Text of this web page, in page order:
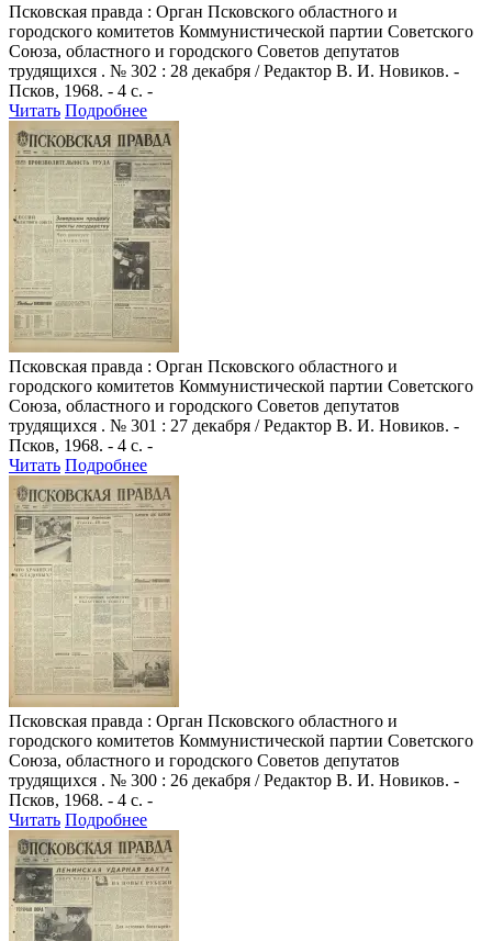
Псковская правда : Орган Псковского областного и
городского комитетов Коммунистической партии Советского
Союза, областного и городского Советов депутатов
трудящихся . № 302 : 28 декабря / Редактор В. И. Новиков. -
Псков, 1968. - 4 с. -
Читать Подробнее
Псковская правда : Орган Псковского областного и
городского комитетов Коммунистической партии Советского
Союза, областного и городского Советов депутатов
трудящихся . № 301 : 27 декабря / Редактор В. И. Новиков. -
Псков, 1968. - 4 с. -
Читать Подробнее
Псковская правда : Орган Псковского областного и
городского комитетов Коммунистической партии Советского
Союза, областного и городского Советов депутатов
трудящихся . № 300 : 26 декабря / Редактор В. И. Новиков. -
Псков, 1968. - 4 с. -
Читать Подробнее